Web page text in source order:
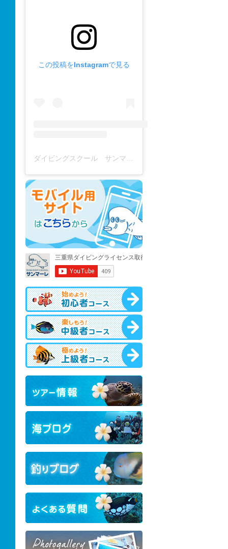
この投稿をInstagramで見る
ダイビングスクール サンマーレ / diving school(@diving_school_sanmare)がシェアした投稿